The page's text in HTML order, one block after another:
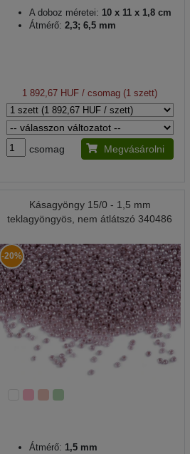
A doboz méretei: 10 x 11 x 1,8 cm
Átmérő: 2,3; 6,5 mm
1 892,67 HUF / csomag (1 szett)
csomag Megvásárolni
Kásagyöngy 15/0 - 1,5 mm
teklagyöngyös, nem átlátszó 340486
-20%
Átmérő: 1,5 mm